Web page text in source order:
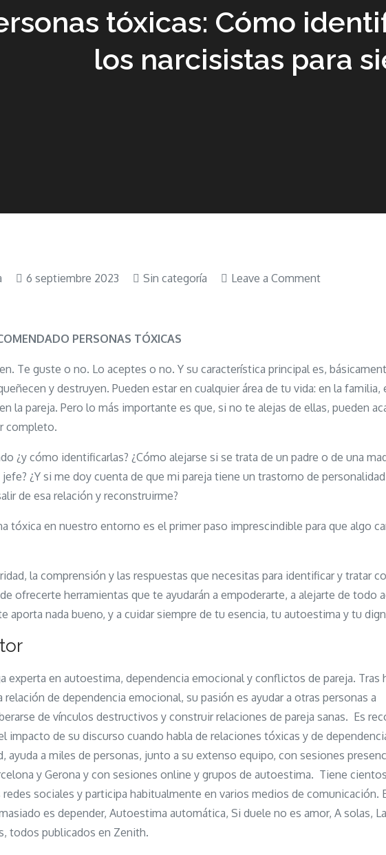
tóxicas: Cómo
los narcisistas para
6 septiembre 2023 Sin categoría Leave a Commenton
identificarlas
y
liberarte
narcisistas
PERSONAS TÓXICAS
Te guste o no. Lo aceptes o no. Y su característica principal es,
y destruyen. Pueden estar en cualquier área de tu vida: en la familia,
la pareja. Pero lo más importante es que, si no te alejas de ellas, pueden
completo.
¿y cómo identificarlas? ¿Cómo alejarse si se trata de un padre o de una
¿Y si me doy cuenta de que mi pareja tiene un trastorno de personalidad
de esa relación y reconstruirme?
tóxica en nuestro entorno es el primer paso imprescindible para que algo
la comprensión y las respuestas que necesitas para identificar y tratar
ofrecerte herramientas que te ayudarán a empoderarte, a alejarte de todo
aporta nada bueno, y a cuidar siempre de tu esencia, tu autoestima y tu
experta en autoestima, dependencia emocional y conflictos de pareja. Tras
de dependencia emocional, su pasión es ayudar a otras personas a
de vínculos destructivos y construir relaciones de pareja sanas. Es
impacto de su discurso cuando habla de relaciones tóxicas y de
ayuda a miles de personas, junto a su extenso equipo, con sesiones
y Gerona y con sesiones online y grupos de autoestima. Tiene
sociales y participa habitualmente en varios medios de comunicación.
es depender, Autoestima automática, Si duele no es amor, A solas,
todos publicados en Zenith.